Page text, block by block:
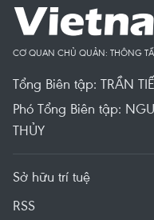
CƠ QUAN CHỦ QUẢN: THÔNG
Tổng Biên tập: TRẦN
Phó Tổng Biên tập:
THỦY
Sở hữu trí tuệ
RSS